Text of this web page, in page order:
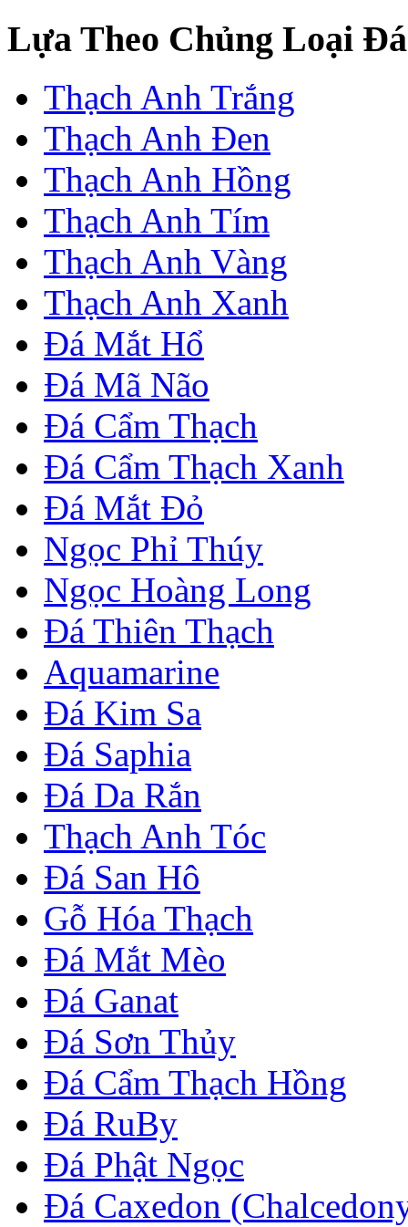
Lựa Theo Chủng Loại Đá
Thạch Anh Trắng
Thạch Anh Đen
Thạch Anh Hồng
Thạch Anh Tím
Thạch Anh Vàng
Thạch Anh Xanh
Đá Mắt Hổ
Đá Mã Não
Đá Cẩm Thạch
Đá Cẩm Thạch Xanh
Đá Mắt Đỏ
Ngọc Phỉ Thúy
Ngọc Hoàng Long
Đá Thiên Thạch
Aquamarine
Đá Kim Sa
Đá Saphia
Đá Da Rắn
Thạch Anh Tóc
Đá San Hô
Gỗ Hóa Thạch
Đá Mắt Mèo
Đá Ganat
Đá Sơn Thủy
Đá Cẩm Thạch Hồng
Đá RuBy
Đá Phật Ngọc
Đá Caxedon